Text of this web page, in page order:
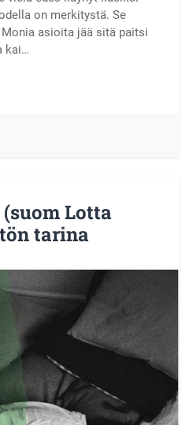
on merkitystä. Se
asioita jää sitä paitsi
kai…
Lotta
tarina